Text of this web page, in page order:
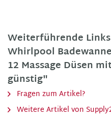
Weiterführende
Whirlpool
12 Massage Düsen
günstig"
Fragen zum Artikel?
Weitere Artikel von